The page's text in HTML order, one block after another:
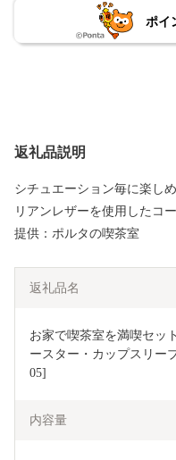
ポイ
返礼品説明
シチュエーション毎に楽し
リアンレザーを使用したコ
提供：ポルタの喫茶室
返礼品名
お家で喫茶室を満喫セッ
ースター・カップスリー
05]
内容量